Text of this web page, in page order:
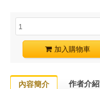
加入購物車
內容簡介 作者介紹